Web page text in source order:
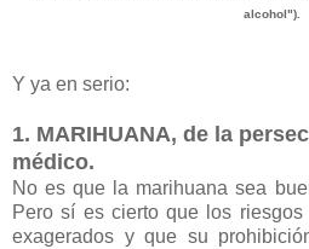
alcohol").
Y ya en serio:
1. MARIHUANA, de la
médico.
No es que la marihuana sea
Pero sí es cierto que los
exagerados y que su